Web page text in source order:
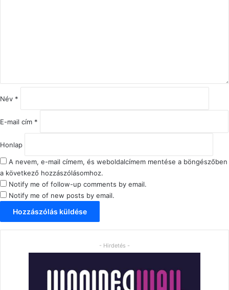
á
s
Név *
E-mail cím *
Honlap
A nevem, e-mail címem, és weboldalcímem mentése a böngészőben
a következő hozzászólásomhoz.
Notify me of follow-up comments by email.
Notify me of new posts by email.
- Hirdetés -